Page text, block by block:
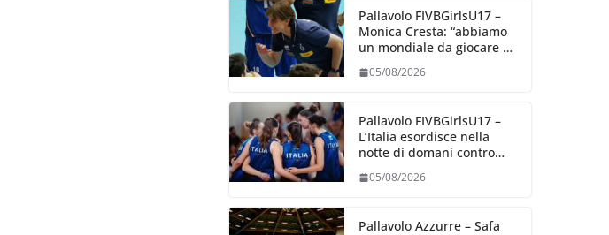
Pallavolo FIVBGirlsU17 –
Monica Cresta: “abbiamo
un mondiale da giocare al
capacità”
05/08/2026
Pallavolo FIVBGirlsU17 –
L’Italia esordisce nella
notte di domani contro
05/08/2026
Pallavolo Azzurre – Safa